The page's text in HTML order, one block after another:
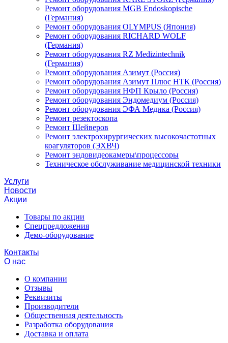
Ремонт оборудования MGB Endoskopische
(Германия)
Ремонт оборудования OLYMPUS (Япония)
Ремонт оборудования RICHARD WOLF
(Германия)
Ремонт оборудования RZ Medizintechnik
(Германия)
Ремонт оборудования Азимут (Россия)
Ремонт оборудования Азимут Плюс НТК (Россия)
Ремонт оборудования НФП Крыло (Россия)
Ремонт оборудования Эндомедиум (Россия)
Ремонт оборудования ЭФА Медика (Россия)
Ремонт резектоскопа
Ремонт Шейверов
Ремонт электрохирургических высокочастотных
коагуляторов (ЭХВЧ)
Ремонт эндовидеокамеры\процессоры
Техническое обслуживание медицинской техники
Услуги
Новости
Акции
Товары по акции
Спецпредложения
Демо-оборудование
Контакты
О нас
О компании
Отзывы
Реквизиты
Производители
Общественная деятельность
Разработка оборудования
Доставка и оплата